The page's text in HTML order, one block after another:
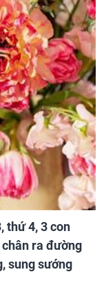
thứ 4, 3 con
chân ra đường
sung sướng